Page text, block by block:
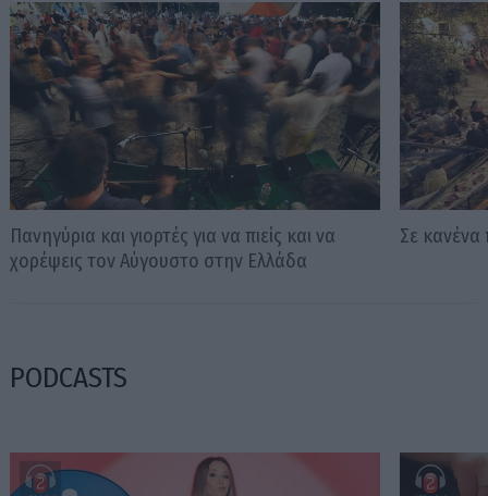
Πανηγύρια και γιορτές για να πιείς και να
χορέψεις τον Αύγουστο στην Ελλάδα
Σε κανένα
PODCASTS